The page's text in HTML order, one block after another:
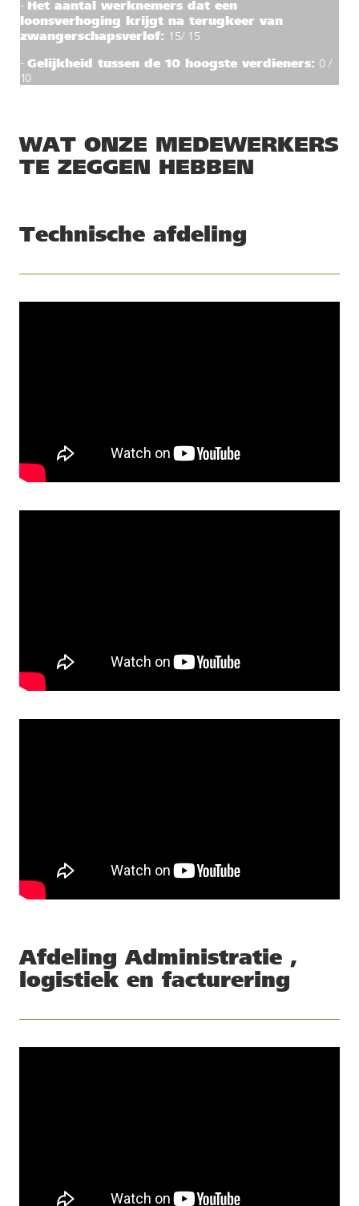
- Het aantal werknemers dat een
loonsverhoging krijgt na terugkeer van
zwangerschapsverlof: 15/ 15
- Gelijkheid tussen de 10 hoogste verdieners: 0 /
10
WAT ONZE MEDEWERKERS
TE ZEGGEN HEBBEN
Technische afdeling
AfdelingAdministratie ,
logistiek en facturering